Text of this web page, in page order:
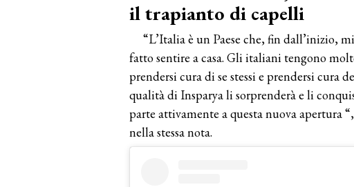
il trapianto di capelli
“L’Italia è un Paese che, fin dall’inizio,
fatto sentire a casa. Gli italiani tengono
prendersi cura di se stessi e prendersi cura
qualità di Insparya li sorprenderà e li
parte attivamente a questa nuova apertura
nella stessa nota.